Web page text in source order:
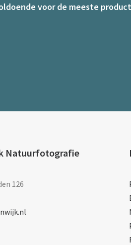
voor de meeste
Natuurfotografie
126